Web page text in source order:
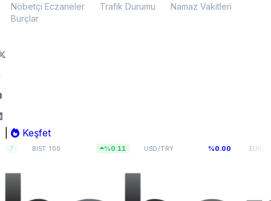
Nöbetçi Eczaneler
Trafik Durumu
Namaz Vakitleri
Burçlar
Keşfet
100 13.703,10 USD/TRY 47,5708 %0.00 EUR/TRY